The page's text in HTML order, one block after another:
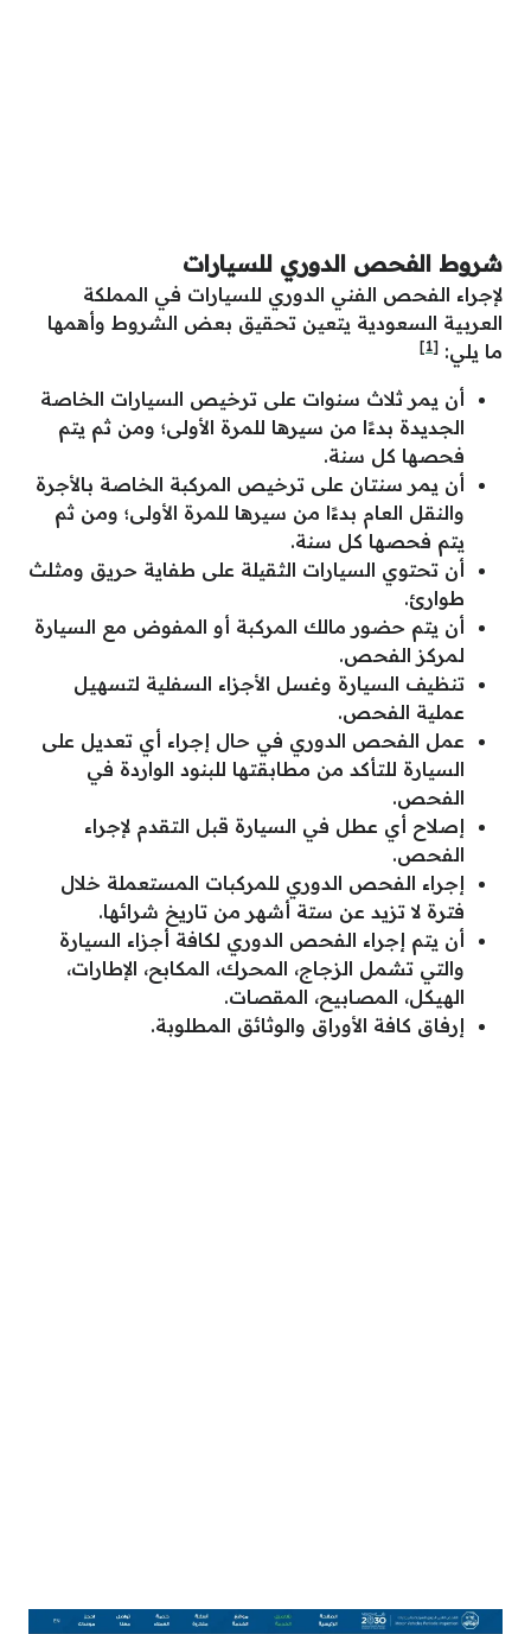
شروط الفحص الدوري للسيارات
لإجراء الفحص الفني الدوري للسيارات في المملكة
العربية السعودية يتعين تحقيق بعض الشروط وأهمها
ما يلي: [1]
أن يمر ثلاث سنوات على ترخيص السيارات الخاصة
الجديدة بدءًا من سيرها للمرة الأولى؛ ومن ثم يتم
فحصها كل سنة.
أن يمر سنتان على ترخيص المركبة الخاصة بالأجرة
والنقل العام بدءًا من سيرها للمرة الأولى؛ ومن ثم
يتم فحصها كل سنة.
أن تحتوي السيارات الثقيلة على طفاية حريق ومثلث
طوارئ.
أن يتم حضور مالك المركبة أو المفوض مع السيارة
لمركز الفحص.
تنظيف السيارة وغسل الأجزاء السفلية لتسهيل
عملية الفحص.
عمل الفحص الدوري في حال إجراء أي تعديل على
السيارة للتأكد من مطابقتها للبنود الواردة في
الفحص.
إصلاح أي عطل في السيارة قبل التقدم لإجراء
الفحص.
إجراء الفحص الدوري للمركبات المستعملة خلال
فترة لا تزيد عن ستة أشهر من تاريخ شرائها.
أن يتم إجراء الفحص الدوري لكافة أجزاء السيارة
والتي تشمل الزجاج، المحرك، المكابح، الإطارات،
الهيكل، المصابيح، المقصات.
إرفاق كافة الأوراق والوثائق المطلوبة.